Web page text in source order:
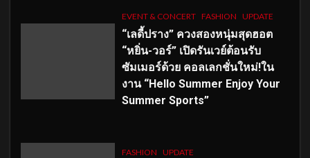
EVENT & CONCERT FASHION UPDATE
“เลดี้ปราง” ควงสองหนุ่มสุดฮอต
“หยิ่น-วอร์” เปิดรันเวย์ต้อนรับ
ซัมเมอร์ด้วย คอลเลกชั่นใหม่!ใน
งาน “Hello Summer Enjoy Your
Summer Sports”
FASHION UPDATE